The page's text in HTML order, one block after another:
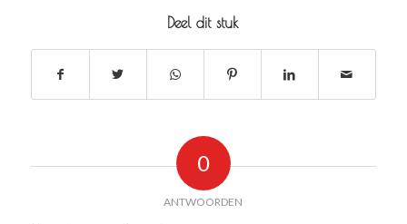
Deel dit stuk
0
ANTWOORDEN